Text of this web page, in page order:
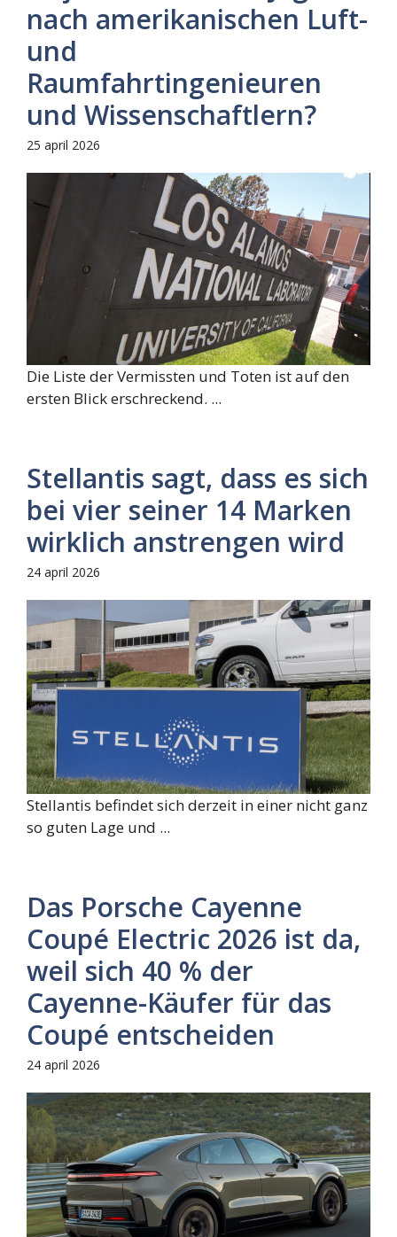
nach amerikanischen Luft-
und
Raumfahrtingenieuren
und Wissenschaftlern?
25 april 2026
Die Liste der Vermissten und Toten ist auf den
ersten Blick erschreckend. ...
Stellantis sagt, dass es sich
bei vier seiner 14 Marken
wirklich anstrengen wird
24 april 2026
Stellantis befindet sich derzeit in einer nicht ganz
so guten Lage und ...
Das Porsche Cayenne
Coupé Electric 2026 ist da,
weil sich 40 % der
Cayenne-Käufer für das
Coupé entscheiden
24 april 2026